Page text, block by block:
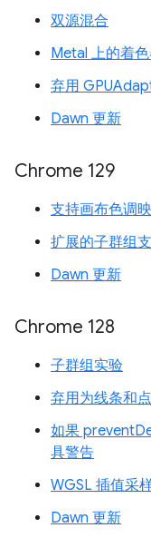
双源混合
Metal 上的着
弃用
Dawn 更新
Chrome 129
支持画布色调
扩展的子群组
Dawn 更新
Chrome 128
子群组实验
弃用为线条和
如果
具警告
WGSL 插值采
Dawn 更新